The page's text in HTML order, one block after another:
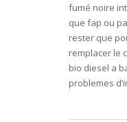
fumé noire
que fap ou
rester que
remplacer le
bio diesel a
problemes